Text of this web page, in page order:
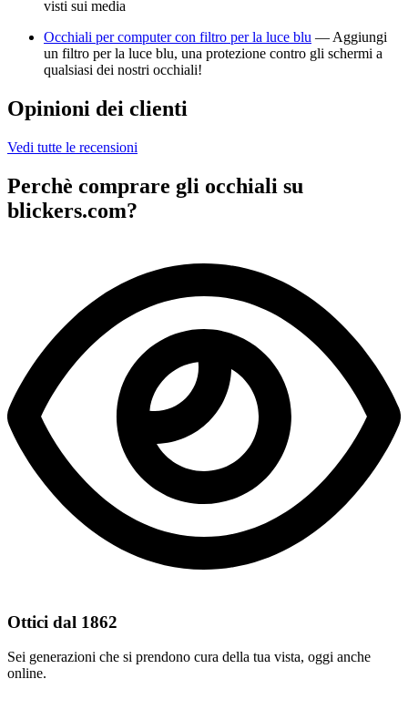
visti sui media
Occhiali per computer con filtro per la luce blu — Aggiungi
un filtro per la luce blu, una protezione contro gli schermi a
qualsiasi dei nostri occhiali!
Opinioni dei clienti
Vedi tutte le recensioni
Perchè comprare gli occhiali su
blickers.com?
Ottici dal 1862
Sei generazioni che si prendono cura della tua vista, oggi anche
online.